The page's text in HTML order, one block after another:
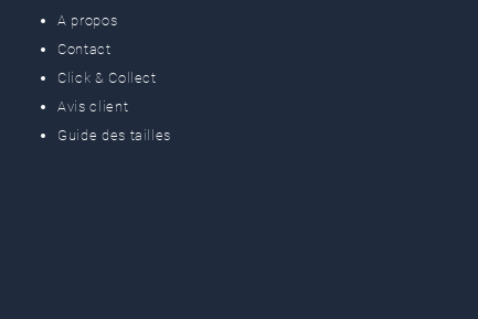
A propos
Contact
Click & Collect
Avis client
Guide des tailles